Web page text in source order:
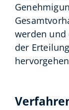
werden und
der